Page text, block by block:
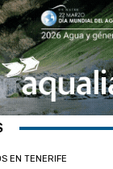
EN TENERIFE